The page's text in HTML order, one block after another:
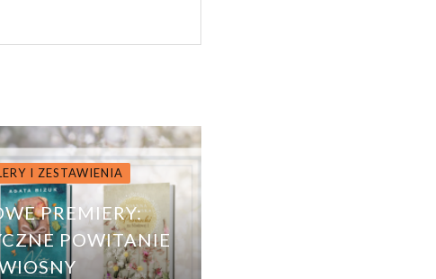
I ZESTAWIENIA
PREMIERY:
POWITANIE